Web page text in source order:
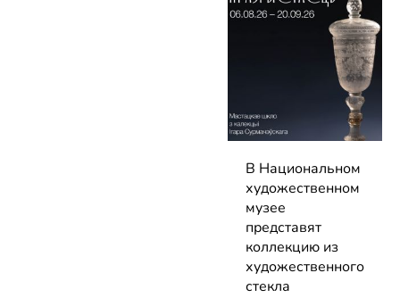
В Национальном
художественном
музее
представят
коллекцию из
художественного
стекла